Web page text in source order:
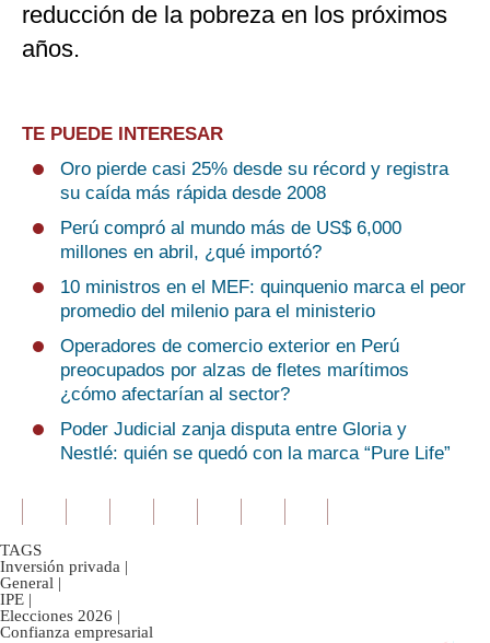
reducción de la pobreza en los próximos
años.
TE PUEDE INTERESAR
Oro pierde casi 25% desde su récord y registra
su caída más rápida desde 2008
Perú compró al mundo más de US$ 6,000
millones en abril, ¿qué importó?
10 ministros en el MEF: quinquenio marca el peor
promedio del milenio para el ministerio
Operadores de comercio exterior en Perú
preocupados por alzas de fletes marítimos
¿cómo afectarían al sector?
Poder Judicial zanja disputa entre Gloria y
Nestlé: quién se quedó con la marca “Pure Life”
TAGS
Inversión privada |
General |
IPE |
Elecciones 2026 |
Confianza empresarial